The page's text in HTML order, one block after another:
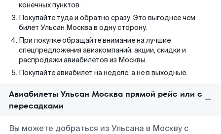
конечных пунктов.
Покупайте туда и обратно сразу. Это выгоднее чем
билет Ульсан Москва в одну сторону.
При покупке обращайте внимание на лучшие
спецпредложения авиакомпаний, акции, скидки и
распродажи авиабилетов из Москвы.
Покупайте авиабилет на неделе, а не в выходные.
Авиабилеты Ульсан Москва прямой рейс или с
пересадками
Вы можете добраться из Ульсана в Москву с